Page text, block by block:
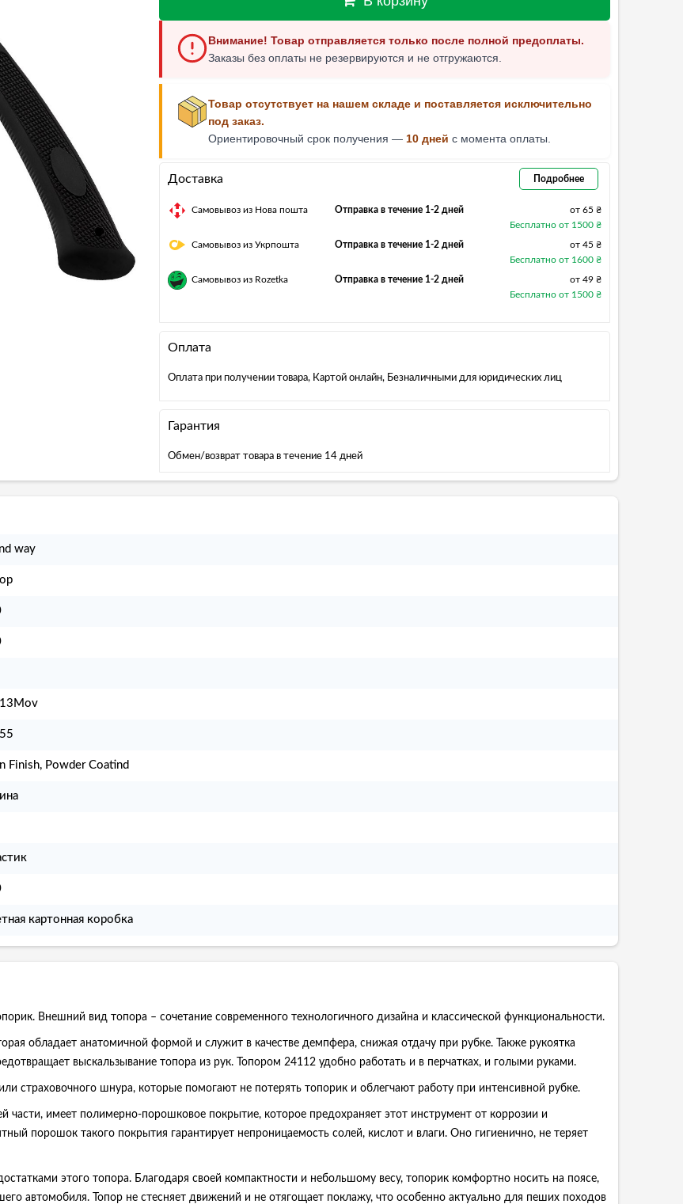
Внимание! Товар отправляется только после полной предоплаты.
Заказы без оплаты не резервируются и не отгружаются.
Товар отсутствует на нашем складе и поставляется исключительно
под заказ.
Ориентировочный срок получения — 10 дней с момента оплаты.
Доставка Подробнее
Самовывоз из Нова пошта Отправка в течение 1-2 дней
от 65 ₴
Бесплатно от 1500 ₴
Самовывоз из Укрпошта Отправка в течение 1-2 дней
от 45 ₴
Бесплатно от 1600 ₴
Самовывоз из Rozetka Отправка в течение 1-2 дней
от 49 ₴
Бесплатно от 1500 ₴
Оплата
Оплата при получении товара, Картой онлайн, Безналичными для юридических лиц
Гарантия
Обмен/возврат товара в течение 14 дней
way
Finish, Powder Coatind
картонная коробка
Внешний вид топора – сочетание современного технологичного дизайна и классической функциональности.
обладает анатомичной формой и служит в качестве демпфера, снижая отдачу при рубке. Также рукоятка
выскальзывание топора из рук. Топором 24112 удобно работать и в перчатках, и голыми руками.
страховочного шнура, которые помогают не потерять топорик и облегчают работу при интенсивной рубке.
части, имеет полимерно-порошковое покрытие, которое предохраняет этот инструмент от коррозии и
порошок такого покрытия гарантирует непроницаемость солей, кислот и влаги. Оно гигиенично, не теряет
этого топора. Благодаря своей компактности и небольшому весу, топорик комфортно носить на поясе,
автомобиля. Топор не стесняет движений и не отягощает поклажу, что особенно актуально для пеших походов